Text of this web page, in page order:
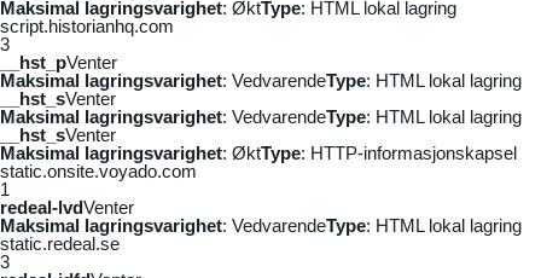
Maksimal lagringsvarighet: ØktType: HTML lokal lagring
script.historianhq.com
3
__hst_pVenter
Maksimal lagringsvarighet: VedvarendeType: HTML lokal lagring
__hst_sVenter
Maksimal lagringsvarighet: VedvarendeType: HTML lokal lagring
__hst_sVenter
Maksimal lagringsvarighet: ØktType: HTTP-informasjonskapsel
static.onsite.voyado.com
1
redeal-lvdVenter
Maksimal lagringsvarighet: VedvarendeType: HTML lokal lagring
static.redeal.se
3